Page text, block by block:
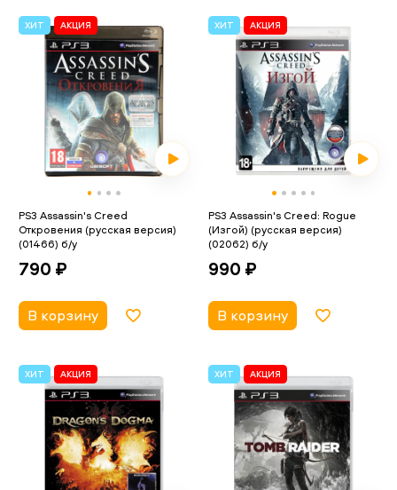
ХИТ АКЦИЯ
PS3 Assassin's Creed
Откровения (русская версия)
(01466) б/у
790 ₽
В корзину
ХИТ АКЦИЯ
PS3 Assassin's Creed: Rogue
(Изгой) (русская версия)
(02062) б/у
990 ₽
В корзину
ХИТ АКЦИЯ ХИТ АКЦИЯ